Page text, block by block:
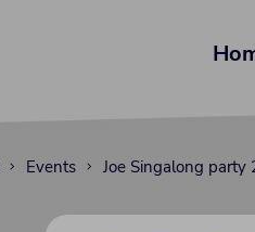
Events Joe Singalong party